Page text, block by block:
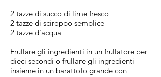
2 tazze di succo di lime fresco
2 tazze di sciroppo semplice
2 tazze d'acqua
Frullare gli ingredienti in un frullatore per
dieci secondi o frullare gli ingredienti
insieme in un barattolo grande con